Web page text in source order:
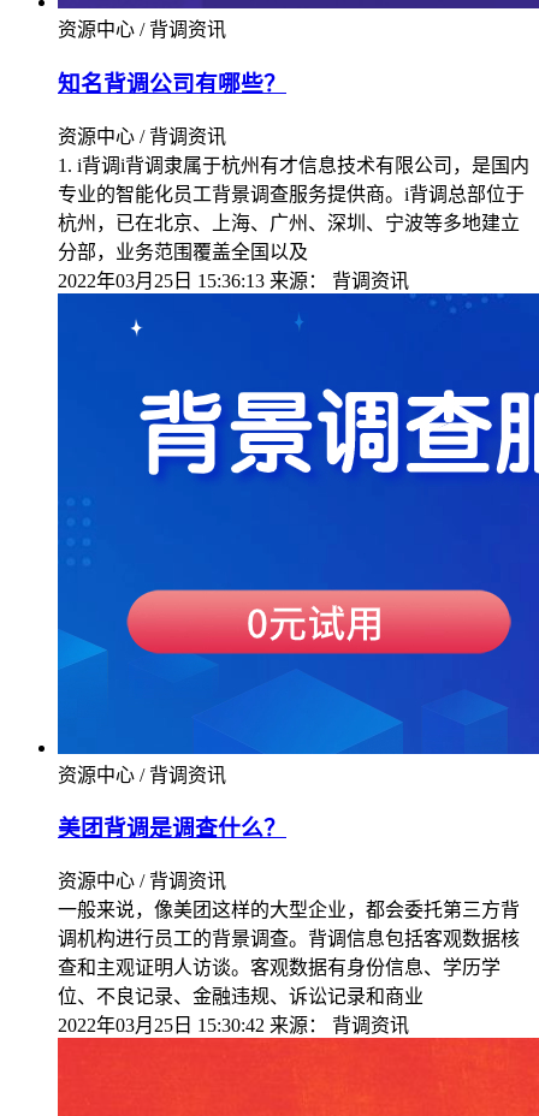
资源中心 / 背调资讯
知名背调公司有哪些？
资源中心 / 背调资讯
1. i背调i背调隶属于杭州有才信息技术有限公司，是国内
专业的智能化员工背景调查服务提供商。i背调总部位于
杭州，已在北京、上海、广州、深圳、宁波等多地建立
分部，业务范围覆盖全国以及
2022年03月25日 15:36:13 来源： 背调资讯
资源中心 / 背调资讯
美团背调是调查什么？
资源中心 / 背调资讯
一般来说，像美团这样的大型企业，都会委托第三方背
调机构进行员工的背景调查。背调信息包括客观数据核
查和主观证明人访谈。客观数据有身份信息、学历学
位、不良记录、金融违规、诉讼记录和商业
2022年03月25日 15:30:42 来源： 背调资讯